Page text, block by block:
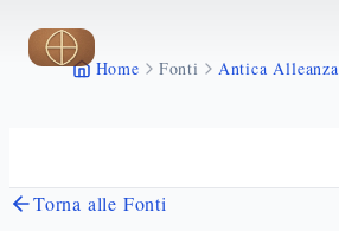
Vai al contenuto principale
Home Fonti Antica Alleanza
Torna alle Fonti